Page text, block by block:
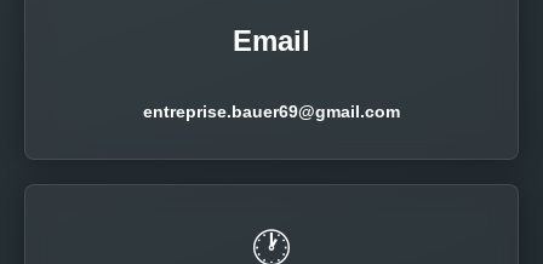
Email
entreprise.bauer69@gmail.com
🕐